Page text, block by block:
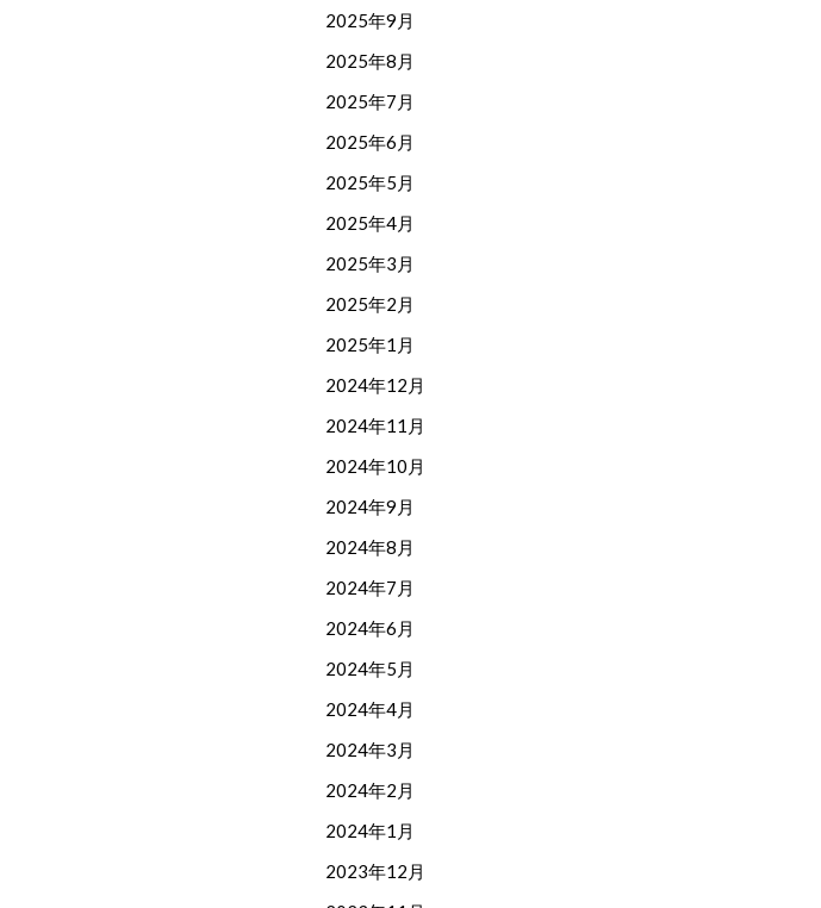
2025年9月
2025年8月
2025年7月
2025年6月
2025年5月
2025年4月
2025年3月
2025年2月
2025年1月
2024年12月
2024年11月
2024年10月
2024年9月
2024年8月
2024年7月
2024年6月
2024年5月
2024年4月
2024年3月
2024年2月
2024年1月
2023年12月